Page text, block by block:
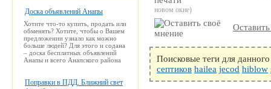
новом окне)
Поисковые теги для
септиков hailea jecod hiblow
Доска объявлений Анапы
Хотите что-то купить, продать или
обменять? Хотите, чтобы о Вашем
предложении узнало как можно
больше людей? Для этого и содана
– доска бесплатных объявлений
Анапы и всего Анапского района
Поправки в ПДД. Ближний свет